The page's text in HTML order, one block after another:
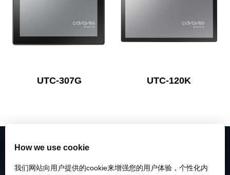
UTC-307G UTC-120K
How we use cookie
我们网站向用户提供的cookie来增强您的用户体验，个性化内